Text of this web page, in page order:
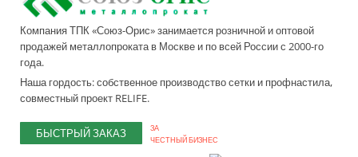
Компания ТПК «Союз-Орис» занимается розничной и оптовой
продажей металлопроката в Москве и по всей России с 2000-го
года.
Наша гордость: собственное производство сетки и профнастила,
совместный проект RELIFE.
БЫСТРЫЙ ЗАКАЗ
ЗА
ЧЕСТНЫЙ БИЗНЕС